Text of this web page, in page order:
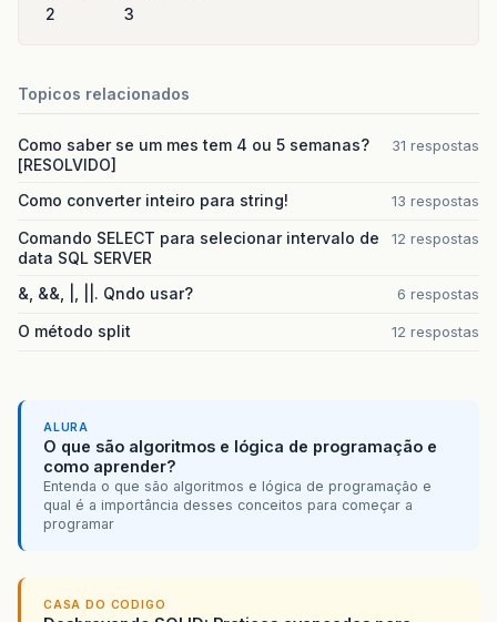
2 3
Topicos relacionados
Como saber se um mes tem 4 ou 5 semanas?
[RESOLVIDO]
31 respostas
Como converter inteiro para string! 13 respostas
Comando SELECT para selecionar intervalo de
data SQL SERVER
12 respostas
&, &&, |, ||. Qndo usar? 6 respostas
O método split 12 respostas
ALURA
O que são algoritmos e lógica de programação e
como aprender?
Entenda o que são algoritmos e lógica de programação e
qual é a importância desses conceitos para começar a
programar
CASA DO CODIGO